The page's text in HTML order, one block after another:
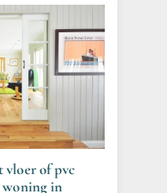
vloer of pvc
woning in